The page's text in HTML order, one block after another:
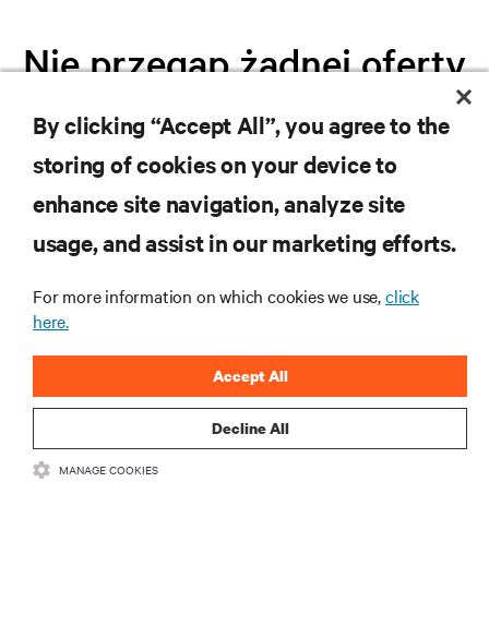
Nie przegap żadnej oferty
Dołącz do naszej listy mailingowej i
otrzymuj najnowsze informacje o
produktach oraz aktualności branżowe
od Vertiv.
ZAREJESTRUJ SIĘ
By clicking “Accept All”, you agree to the
storing of cookies on your device to
enhance site navigation, analyze site
usage, and assist in our marketing efforts.
For more information on which cookies we use,click
here.
Decline All
Accept All
MANAGE COOKIES